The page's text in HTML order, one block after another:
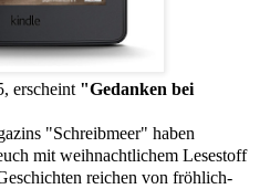
erscheint "Gedanken bei
"Schreibmeer" haben
mit weihnachtlichem Lesestoff
reichen von fröhlich-